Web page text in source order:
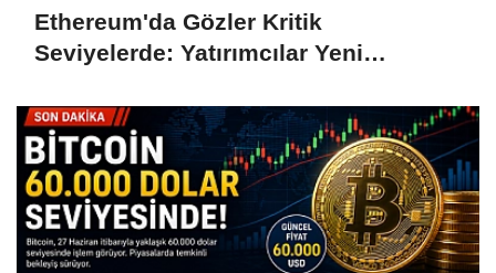
Ethereum'da Gözler Kritik
Seviyelerde: Yatırımcılar Yeni